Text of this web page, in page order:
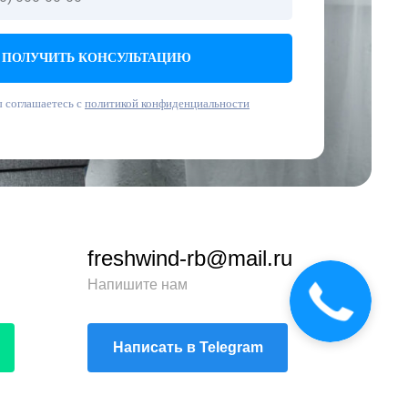
ПОЛУЧИТЬ КОНСУЛЬТАЦИЮ
с политикой конфиденциальности
freshwind-rb@mail.ru
Напишите нам
Написать в Telegram